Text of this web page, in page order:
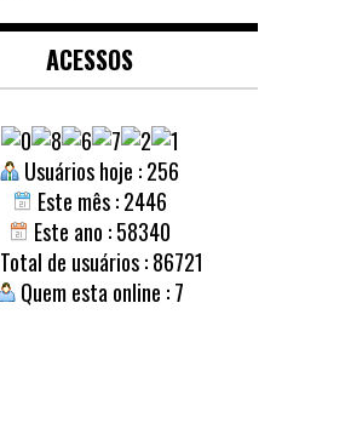
ACESSOS
Usuários hoje : 256
Este mês : 2446
Este ano : 58340
Total de usuários : 86721
Quem esta online : 7